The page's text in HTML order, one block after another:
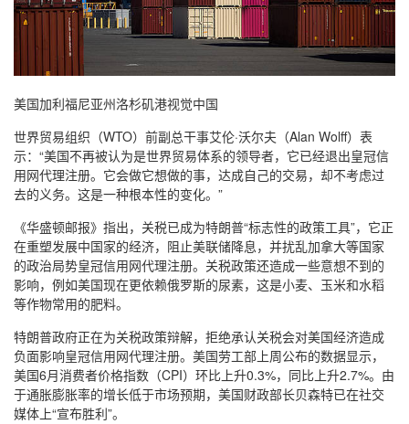
美国加利福尼亚州洛杉矶港视觉中国
世界贸易组织（WTO）前副总干事艾伦·沃尔夫（Alan Wolff）表
示：“美国不再被认为是世界贸易体系的领导者，它已经退出皇冠信
用网代理注册。它会做它想做的事，达成自己的交易，却不考虑过
去的义务。这是一种根本性的变化。”
《华盛顿邮报》指出，关税已成为特朗普“标志性的政策工具”，它正
在重塑发展中国家的经济，阻止美联储降息，并扰乱加拿大等国家
的政治局势皇冠信用网代理注册。关税政策还造成一些意想不到的
影响，例如美国现在更依赖俄罗斯的尿素，这是小麦、玉米和水稻
等作物常用的肥料。
特朗普政府正在为关税政策辩解，拒绝承认关税会对美国经济造成
负面影响皇冠信用网代理注册。美国劳工部上周公布的数据显示，
美国6月消费者价格指数（CPI）环比上升0.3%，同比上升2.7%。由
于通胀膨胀率的增长低于市场预期，美国财政部长贝森特已在社交
媒体上“宣布胜利”。